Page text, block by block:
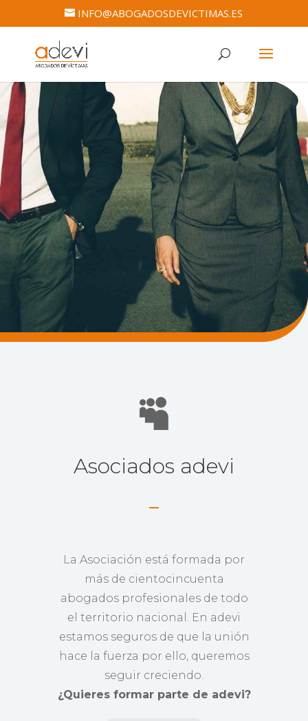
INFO@ABOGADOSDEVICTIMAS.ES

Asociados adevi
La Asociación está formada por
más de cientocincuenta
abogados profesionales de todo
el territorio nacional. En adevi
estamos seguros de que la unión
hace la fuerza por ello, queremos
seguir creciendo.
¿Quieres formar parte de adevi?